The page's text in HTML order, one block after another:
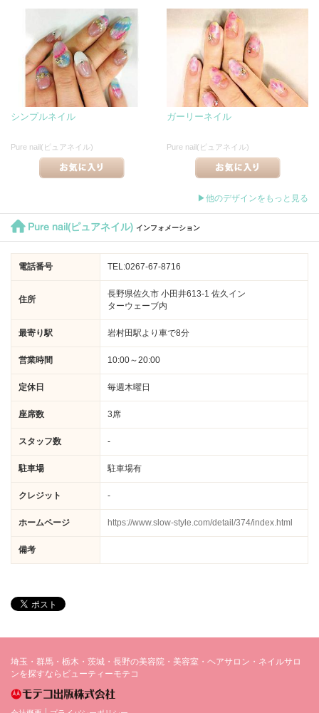
シンプルネイル
Pure nail(ピュアネイル)
ガーリーネイル
Pure nail(ピュアネイル)
▶他のデザインをもっと見る
Pure nail(ピュアネイル) インフォメーション
電話番号 TEL:0267-67-8716
住所
長野県佐久市 小田井613-1 佐久イン
ターウェーブ内
最寄り駅 岩村田駅より車で8分
営業時間 10:00～20:00
定休日 毎週木曜日
座席数 3席
スタッフ数 -
駐車場 駐車場有
クレジット -
ホームページ https://www.slow-style.com/detail/374/index.html
備考
埼玉・群馬・栃木・茨城・長野の美容院・美容室・ヘアサロン・ネイルサロ
ンを探すならビューティーモテコ